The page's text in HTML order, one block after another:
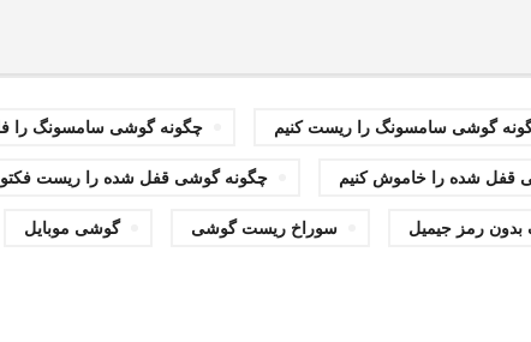
گوشی سامسونگ را ریست کنیم چگونه گوشی سامسونگ را
قفل شده را خاموش کنیم چگونه گوشی قفل شده را ریست
رمز جیمیل سوراخ ریست گوشی گوشی موبایل